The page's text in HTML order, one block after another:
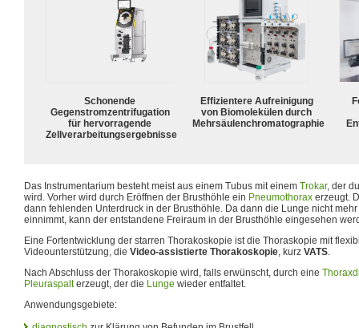
Schonende
Gegenstromzentrifugation
für hervorragende
Zellverarbeitungsergebnisse
Effizientere Aufreinigung
von Biomolekülen durch
Mehrsäulenchromatographie
Das Instrumentarium besteht meist aus einem Tubus mit einem Trokar, der
wird. Vorher wird durch Eröffnen der Brusthöhle ein Pneumothorax erzeugt.
dann fehlenden Unterdruck in der Brusthöhle. Da dann die Lunge nicht
einnimmt, kann der entstandene Freiraum in der Brusthöhle eingesehen
Eine Fortentwicklung der starren Thorakoskopie ist die Thoraskopie mit
Videounterstützung, die Video-assistierte Thorakoskopie, kurz VATS.
Nach Abschluss der Thorakoskopie wird, falls erwünscht, durch eine
Pleuraspalterzeugt, der die Lunge wieder entfaltet.
Anwendungsgebiete: